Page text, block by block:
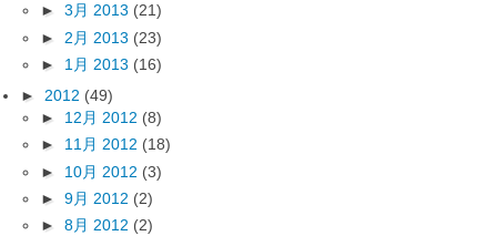
► 3月 2013 (21)
► 2月 2013 (23)
► 1月 2013 (16)
► 2012 (49)
► 12月 2012 (8)
► 11月 2012 (18)
► 10月 2012 (3)
► 9月 2012 (2)
► 8月 2012 (2)